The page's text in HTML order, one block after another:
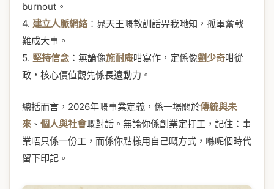
burnout。
4. 建立人脈網絡：晁天王嘅教訓話畀我哋知，孤軍奮戰
難成大事。
5. 堅持信念：無論像施耐庵咁寫作，定係像劉少奇咁從
政，核心價值觀先係長遠動力。
總括而言，2026年嘅事業定義，係一場關於傳統與未
來、 個人與社會嘅對話。無論你係創業定打工，記住：事
業唔只係一份工，而係你點樣用自己嘅方式，喺呢個時代
留下印記。